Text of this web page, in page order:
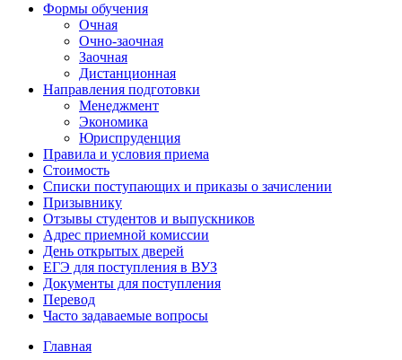
Формы обучения
Очная
Очно-заочная
Заочная
Дистанционная
Направления подготовки
Менеджмент
Экономика
Юриспруденция
Правила и условия приема
Стоимость
Списки поступающих и приказы о зачислении
Призывнику
Отзывы студентов и выпускников
Адрес приемной комиссии
День открытых дверей
ЕГЭ для поступления в ВУЗ
Документы для поступления
Перевод
Часто задаваемые вопросы
Главная